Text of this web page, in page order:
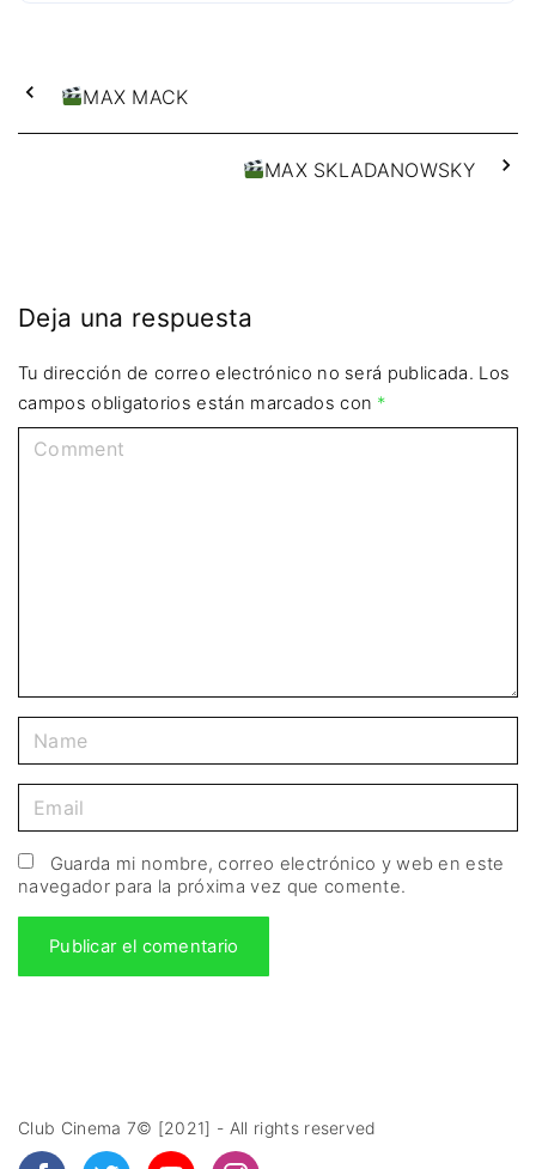
MAX MACK
MAX SKLADANOWSKY
Deja una respuesta
Tu dirección de correo electrónico no será publicada. Los
campos obligatorios están marcados con *
Guarda mi nombre, correo electrónico y web en este
navegador para la próxima vez que comente.
Club Cinema 7© [2021] - All rights reserved